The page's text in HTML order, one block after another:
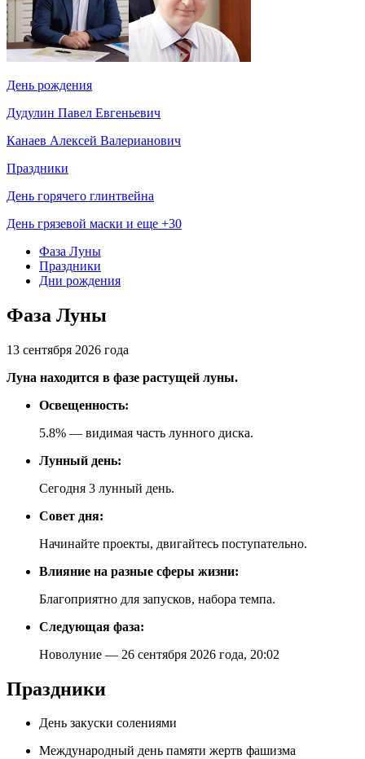
День рождения
Дудулин Павел Евгеньевич
Канаев Алексей Валерианович
Праздники
День горячего глинтвейна
День грязевой маски и еще +30
Фаза Луны
Праздники
Дни рождения
Фаза Луны
13 сентября 2026 года
Луна находится в фазе растущей луны.
Освещенность:
5.8% — видимая часть лунного диска.
Лунный день:
Сегодня 3 лунный день.
Совет дня:
Начинайте проекты, двигайтесь поступательно.
Влияние на разные сферы жизни:
Благоприятно для запусков, набора темпа.
Следующая фаза:
Новолуние — 26 сентября 2026 года, 20:02
Праздники
День закуски солениями
Международный день памяти жертв фашизма